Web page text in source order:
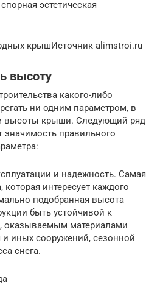
эстетическая
крышИсточник alimstroi.ru
высоту
какого-либо
ни одним параметром, в
высоты крыши. Следующий ряд
значимость правильного
и надежность. Самая
которая интересует каждого
подобранная высота
быть устойчивой к
оказываемым материалами
и иных сооружений, сезонной
снега.